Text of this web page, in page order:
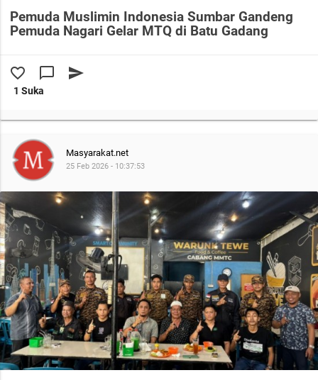
Pemuda Muslimin Indonesia Sumbar Gandeng
Pemuda Nagari Gelar MTQ di Batu Gadang
favorite_border chat_bubble_outline send
1 Suka
Masyarakat.net
25 Feb 2026 - 10:37:53